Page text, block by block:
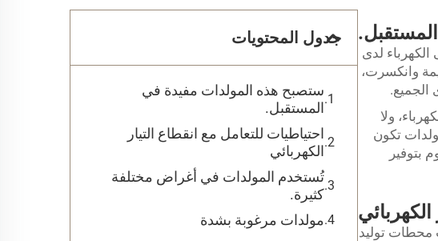
الكهرباء لدى
وانكسرت،
الجميع.
ولا
تكون
بتوفير
الكهربائي
محطات توليد
جدول المحتويات
ستصبح هذه المولدات مفيدة في
المستقبل.
احتياطيات للتعامل مع انقطاع التيار
الكهربائي
تُستخدم المولدات في أغراض مختلفة
كثيرة.
مولدات مرغوبة بشدة